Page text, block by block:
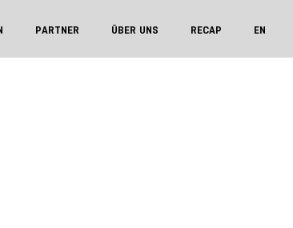
PARTNER ÜBER UNS RECAP EN